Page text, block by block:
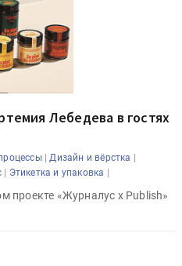
Лебедева в гостях
| Дизайн и вёрстка |
| Этикетка и упаковка |
проекте «Журналус x Publish»